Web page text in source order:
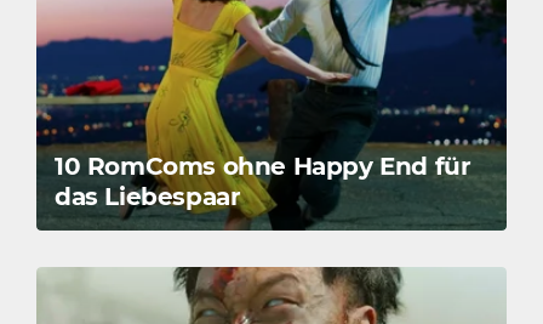
10 RomComs ohne Happy End für
das Liebespaar